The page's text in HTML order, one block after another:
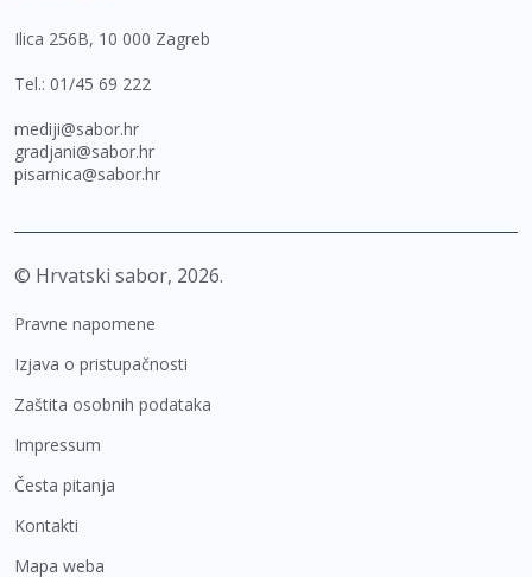
Ilica 256B, 10 000 Zagreb
Tel.: 01/45 69 222
mediji@sabor.hr
gradjani@sabor.hr
pisarnica@sabor.hr
© Hrvatski sabor, 2026
Pravne napomene
Izjava o pristupačnosti
Zaštita osobnih podataka
Impressum
Česta pitanja
Kontakti
Mapa weba